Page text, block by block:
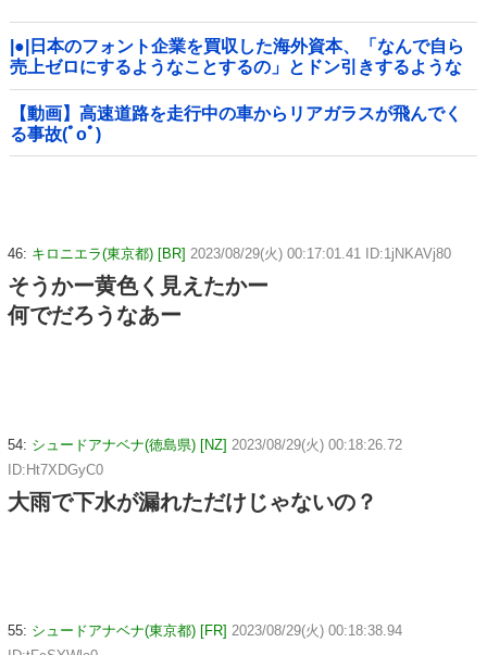
|●|日本のフォント企業を買収した海外資本、「なんで自ら
売上ゼロにするようなことするの」とドン引きするような
方針転換を……
【動画】高速道路を走行中の車からリアガラスが飛んでく
る事故(ﾟoﾟ)
46: キロニエラ(東京都) [BR] 2023/08/29(火) 00:17:01.41 ID:1jNKAVj80
そうかー黄色く見えたかー
何でだろうなあー
54: シュードアナベナ(徳島県) [NZ] 2023/08/29(火) 00:18:26.72
ID:Ht7XDGyC0
大雨で下水が漏れただけじゃないの？
55: シュードアナベナ(東京都) [FR] 2023/08/29(火) 00:18:38.94